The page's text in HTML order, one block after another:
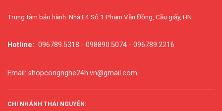
Trung tâm bảo hành: Nhà E4 Số 1 Phạm Văn Đồng, Cầu giấy, HN
Hotline: 096789.5318 - 098890.5074 - 096789.2216
Email: shopcongnghe24h.vn@gmail.com
CHI NHÁNH THÁI NGUYÊN: